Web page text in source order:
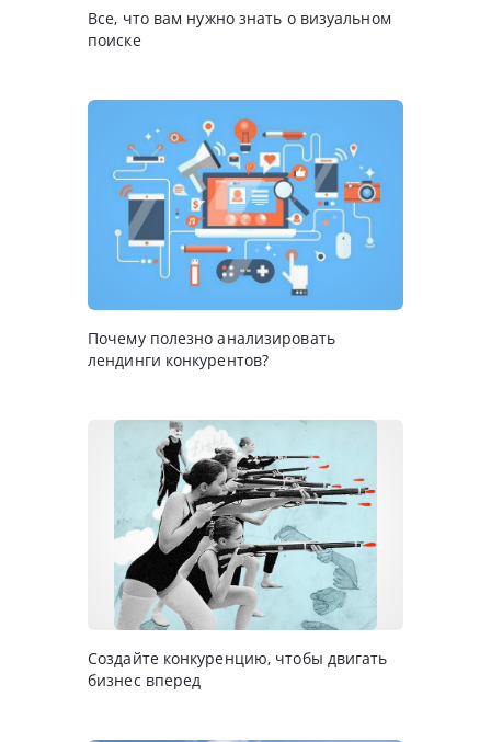
Все, что вам нужно знать о визуальном
поиске
Почему полезно анализировать
лендинги конкурентов?
Создайте конкуренцию, чтобы двигать
бизнес вперед